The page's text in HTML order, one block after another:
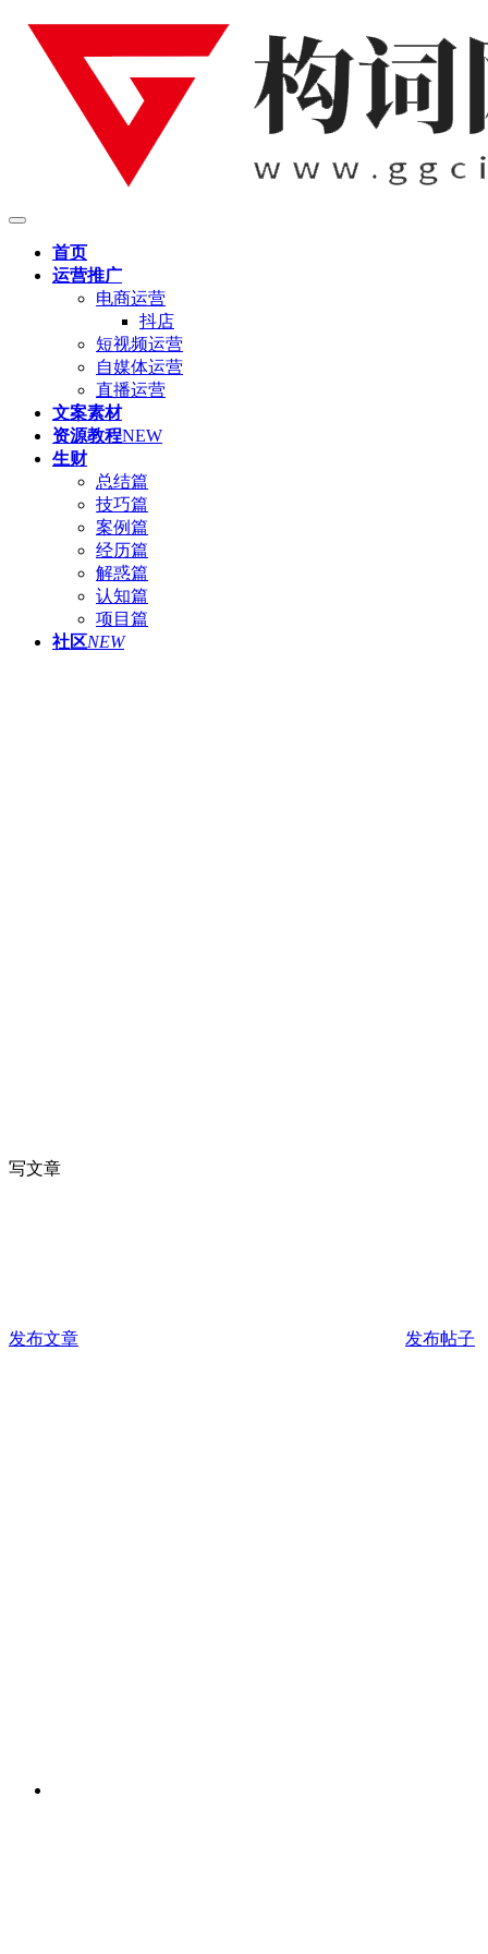
首页
运营推广
电商运营
抖店
短视频运营
自媒体运营
直播运营
文案素材
资源教程NEW
生财
总结篇
技巧篇
案例篇
经历篇
解惑篇
认知篇
项目篇
社区NEW
写文章
发布文章 发布帖子